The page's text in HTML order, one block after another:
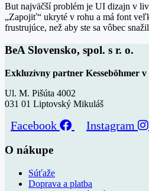
But najväčší problém je UI dizajn v
„Zapojiť“ ukryté v rohu a má font
frustrujúce, než aby ste sa vôbec
BeA Slovensko, spol. s r. o.
Exkluzívny partner Kesseböhmer
Ul. M. Pišúta 4002
031 01 Liptovský Mikuláš
Facebook Instagram
O nákupe
Súťaže
Doprava a platba